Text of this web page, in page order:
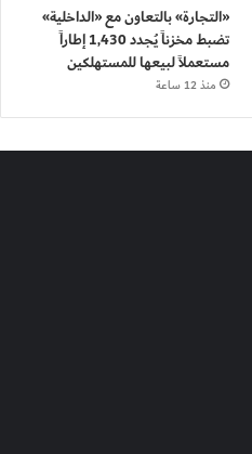
«التجارة» بالتعاون مع «الداخلية»
تضبط مخزناً يُجدد 1,430 إطاراً
مستعملاً لبيعها للمستهلكين
منذ 12 ساعة